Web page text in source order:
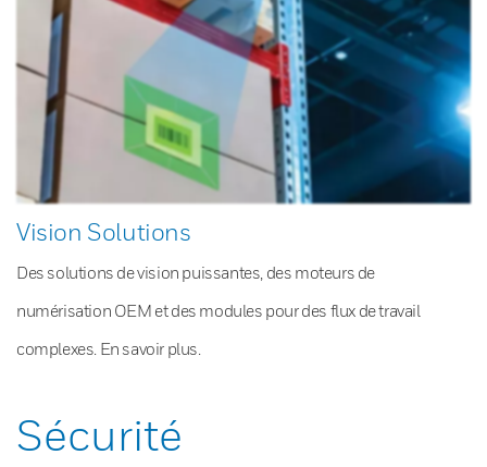
Vision Solutions
Des solutions de vision puissantes, des moteurs de
numérisation OEM et des modules pour des flux de travail
complexes. En savoir plus.
Sécurité